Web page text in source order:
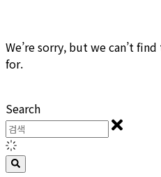
We’re sorry, but we can’t
for.
Search